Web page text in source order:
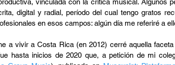
vinculada con la crítica musical. Algunos
digital y radial, período del cual tengo gratos
en esos campos: algún día me referiré a
a vivir a Costa Rica (en 2012) cerré aquella
hasta inicios de 2020 que, a petición de mi